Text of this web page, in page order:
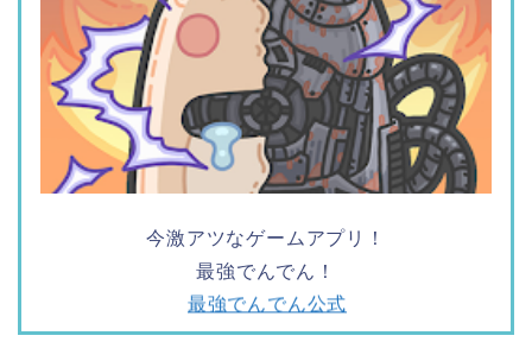
今激アツなゲームアプリ！
最強でんでん！
最強でんでん公式